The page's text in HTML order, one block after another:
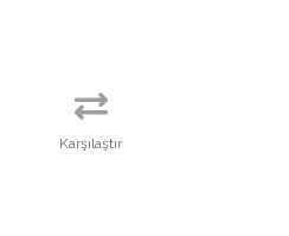
Karşılaştır